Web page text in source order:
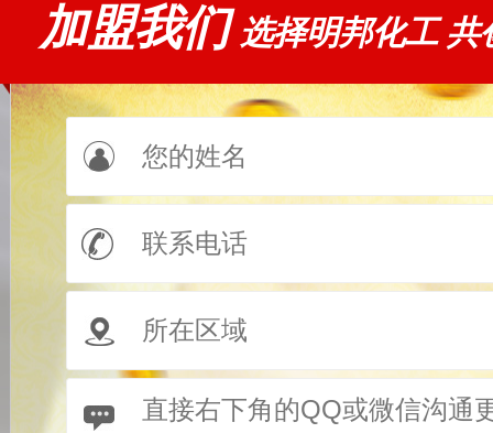
加盟我们 选择明邦化工 共